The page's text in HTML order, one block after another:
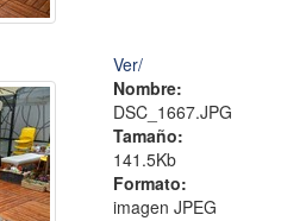
Ver/
Nombre:
DSC_1667.JPG
Tamaño:
141.5Kb
Formato:
imagen JPEG